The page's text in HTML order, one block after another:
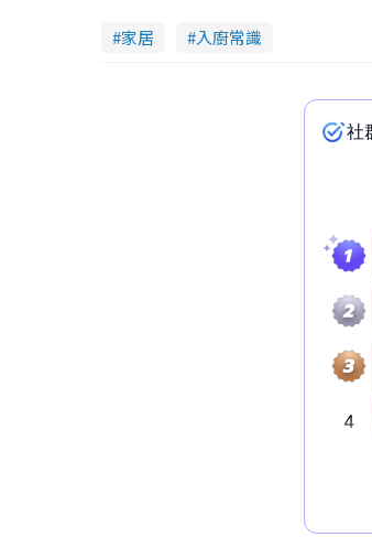
家居 入廚常識